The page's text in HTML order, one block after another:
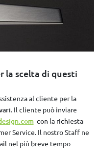
la scelta di questi
al cliente per la
. Il cliente può inviare
con la richiesta
Service. Il nostro Staff ne
nel più breve tempo